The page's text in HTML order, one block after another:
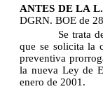
ANTES DE LA
DGRN. BOE de
Se trata
que se solicita la
preventiva
la nueva Ley de
enero de 2001.